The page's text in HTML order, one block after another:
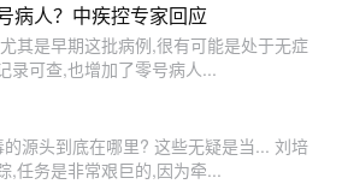
病人？中疾控专家回应
其是早期这批病例,很有可能是处于无症
录可查,也增加了零号病人...
源头到底在哪里? 这些无疑是当... 刘培
,任务是非常艰巨的,因为牵...